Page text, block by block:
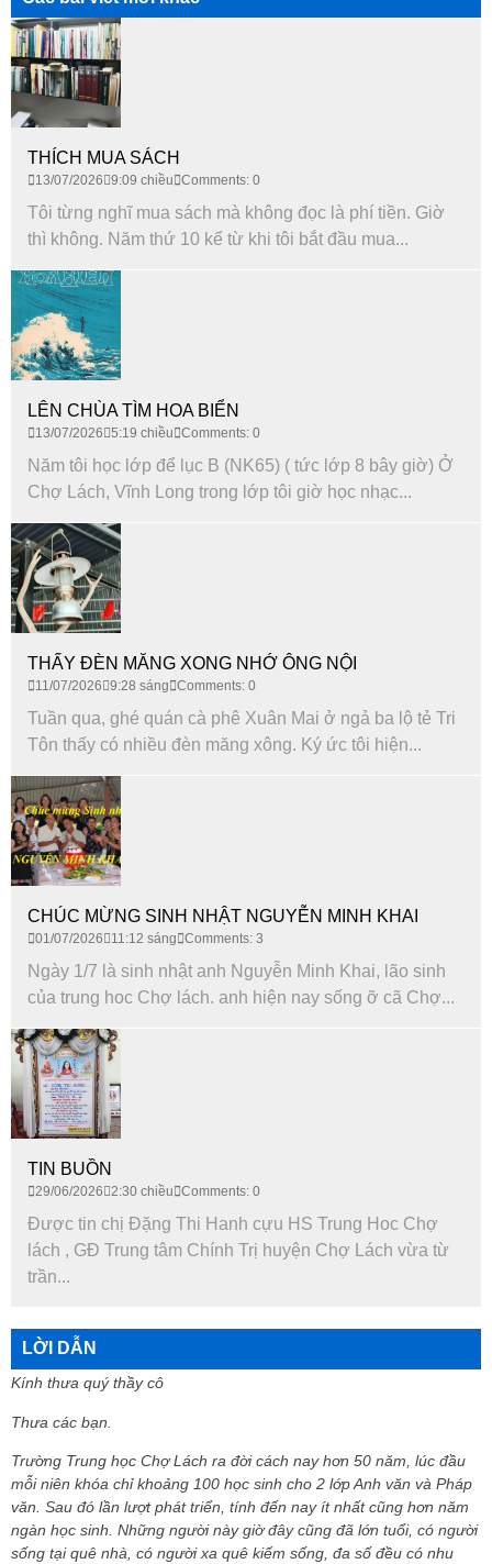
THÍCH MUA SÁCH
13/07/2026 9:09 chiều Comments: 0
Tôi từng nghĩ mua sách mà không đọc là phí tiền. Giờ
thì không. Năm thứ 10 kể từ khi tôi bắt đầu mua...
LÊN CHÙA TÌM HOA BIỂN
13/07/2026 5:19 chiều Comments: 0
Năm tôi học lớp để lục B (NK65) ( tức lớp 8 bây giờ) Ở
Chợ Lách, Vĩnh Long trong lớp tôi giờ học nhạc...
THẤY ĐÈN MĂNG XONG NHỚ ÔNG NỘI
11/07/2026 9:28 sáng Comments: 0
Tuần qua, ghé quán cà phê Xuân Mai ở ngả ba lộ tẻ Tri
Tôn thấy có nhiều đèn măng xông. Ký ức tôi hiện...
CHÚC MỪNG SINH NHẬT NGUYỄN MINH KHAI
01/07/2026 11:12 sáng Comments: 3
Ngày 1/7 là sinh nhật anh Nguyễn Minh Khai, lão sinh
của trung hoc Chợ lách. anh hiện nay sống ỡ cã Chợ...
TIN BUỒN
29/06/2026 2:30 chiều Comments: 0
Được tin chị Đặng Thi Hanh cựu HS Trung Hoc Chợ
lách , GĐ Trung tâm Chính Trị huyện Chợ Lách vừa từ
trần...
LỜI DẪN
Kính thưa quý thầy cô
Thưa các bạn.
Trường Trung học Chợ Lách ra đời cách nay hơn 50 năm, lúc đầu
mỗi niên khóa chỉ khoảng 100 học sinh cho 2 lớp Anh văn và Pháp
văn. Sau đó lần lượt phát triển, tính đến nay ít nhất cũng hơn năm
ngàn học sinh. Những người này giờ đây cũng đã lớn tuổi, có người
sống tại quê nhà, có người xa quê kiếm sống, đa số đều có nhu